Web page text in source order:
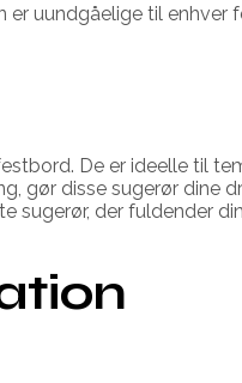
er uundgåelige til enhver
De er ideelle til
gør disse sugerør
sugerør, der fuldender